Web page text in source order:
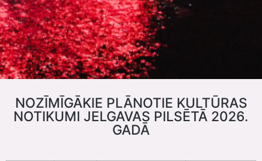
NOZĪMĪGĀKIE PLĀNOTIE KULTŪRAS
NOTIKUMI JELGAVAS PILSĒTĀ 2026.
GADĀ